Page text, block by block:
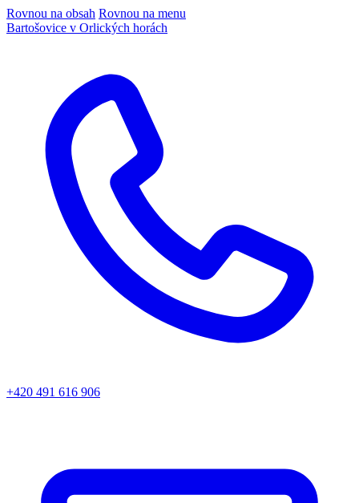
Rovnou na obsah Rovnou na menu
Bartošovice v Orlických horách
+420 491 616 906